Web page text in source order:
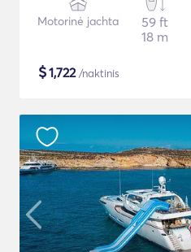
Motorinė jachta
59 ft
18 m
$1,722/naktinis